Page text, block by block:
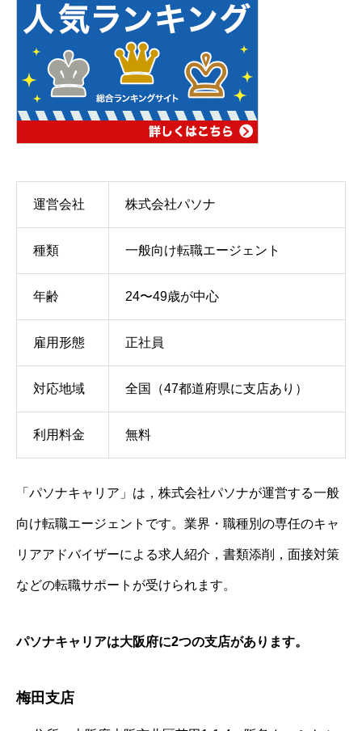
運営会社 株式会社パソナ
種類 一般向け転職エージェント
年齢 24〜49歳が中心
雇用形態 正社員
対応地域 全国（47都道府県に支店あり）
利用料金 無料
「パソナキャリア」は，株式会社パソナが運営する一般
向け転職エージェントです。業界・職種別の専任のキャ
リアアドバイザーによる求人紹介，書類添削，面接対策
などの転職サポートが受けられます。
パソナキャリアは大阪府に2つの支店があります。
梅田支店